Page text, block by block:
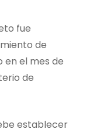
fue
de
en el mes de
de
establecer